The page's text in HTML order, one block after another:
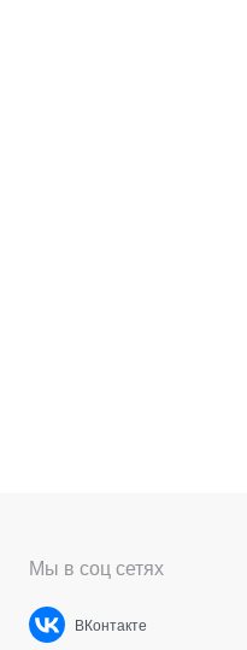
Мы в соц сетях
ВКонтакте